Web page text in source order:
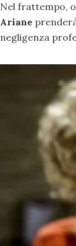
Nel frattempo,
Ariane
negligenza